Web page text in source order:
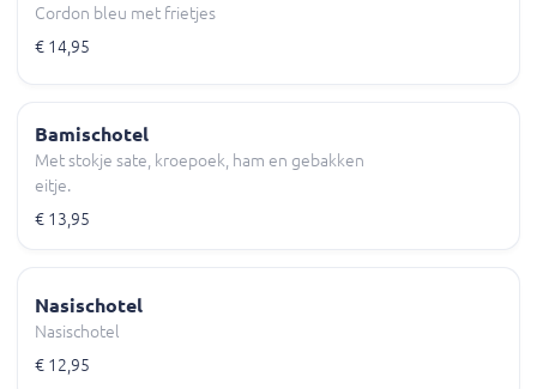
Cordon bleu met frietjes
€ 14,95
Bamischotel
Met stokje sate, kroepoek, ham en gebakken
eitje.
€ 13,95
Nasischotel
Nasischotel
€ 12,95